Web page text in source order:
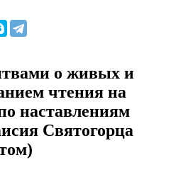
о живых и
чтения на
наставлениям
Святогорца